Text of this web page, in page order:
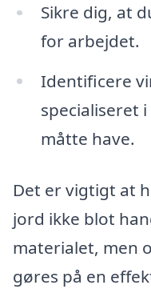
Sikre dig, at
for arbejdet.
Identificere
specialiseret
måtte have.
Det er vigtigt at
jord ikke blot
materialet, men
gøres på en